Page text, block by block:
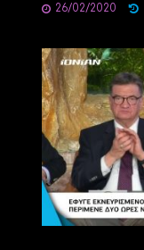
26/02/2020